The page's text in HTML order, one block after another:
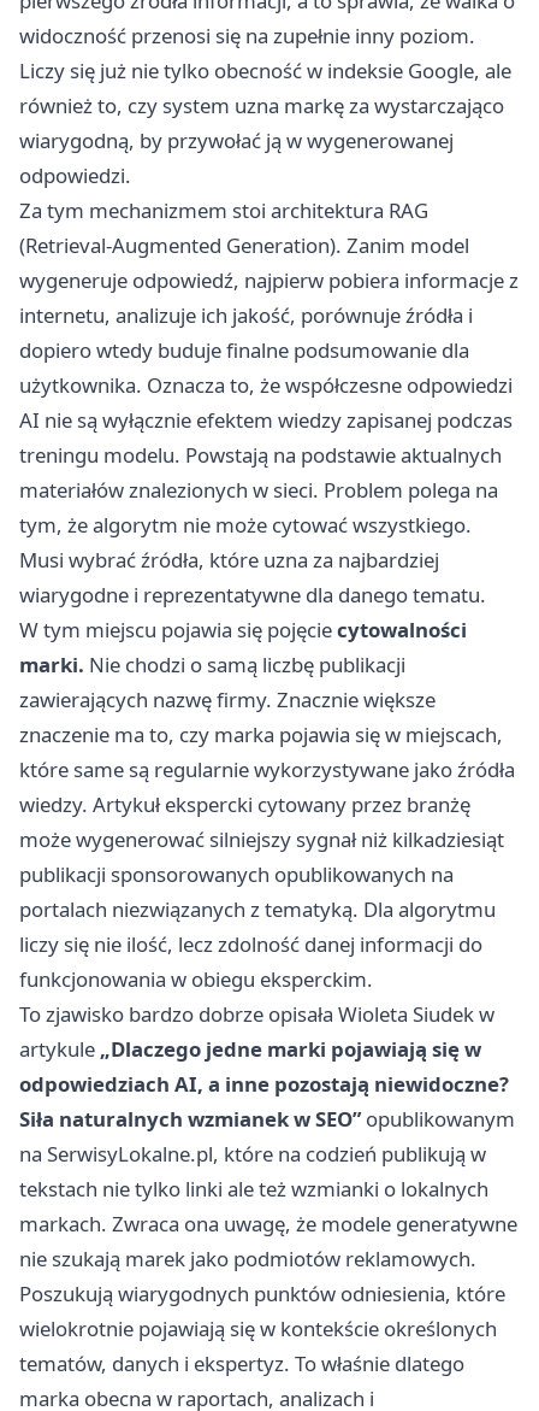
widoczność przenosi się na zupełnie inny poziom.
Liczy się już nie tylko obecność w indeksie Google, ale
również to, czy system uzna markę za wystarczająco
wiarygodną, by przywołać ją w wygenerowanej
odpowiedzi.
Za tym mechanizmem stoi architektura RAG
(Retrieval-Augmented Generation). Zanim model
wygeneruje odpowiedź, najpierw pobiera informacje z
internetu, analizuje ich jakość, porównuje źródła i
dopiero wtedy buduje finalne podsumowanie dla
użytkownika. Oznacza to, że współczesne odpowiedzi
AI nie są wyłącznie efektem wiedzy zapisanej podczas
treningu modelu. Powstają na podstawie aktualnych
materiałów znalezionych w sieci. Problem polega na
tym, że algorytm nie może cytować wszystkiego.
Musi wybrać źródła, które uzna za najbardziej
wiarygodne i reprezentatywne dla danego tematu.
W tym miejscu pojawia się pojęciecytowalności
marki. Nie chodzi o samą liczbę publikacji
zawierających nazwę firmy. Znacznie większe
znaczenie ma to, czy marka pojawia się w miejscach,
które same są regularnie wykorzystywane jako źródła
wiedzy. Artykuł ekspercki cytowany przez branżę
może wygenerować silniejszy sygnał niż kilkadziesiąt
publikacji sponsorowanych opublikowanych na
portalach niezwiązanych z tematyką. Dla algorytmu
liczy się nie ilość, lecz zdolność danej informacji do
funkcjonowania w obiegu eksperckim.
To zjawisko bardzo dobrze opisała Wioleta Siudek w
artykule „Dlaczego jedne marki pojawiają się w
odpowiedziach AI, a inne pozostają niewidoczne?
Siła naturalnych wzmianek w SEO”opublikowanym
na SerwisyLokalne.pl, które na codzień publikują w
tekstach nie tylko linki ale też wzmianki o lokalnych
markach. Zwraca ona uwagę, że modele generatywne
nie szukają marek jako podmiotów reklamowych.
Poszukują wiarygodnych punktów odniesienia, które
wielokrotnie pojawiają się w kontekście określonych
tematów, danych i ekspertyz. To właśnie dlatego
marka obecna w raportach, analizach i